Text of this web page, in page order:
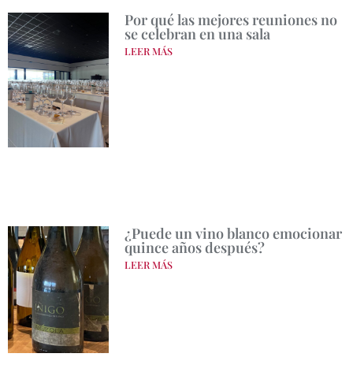
Por qué las mejores reuniones no
se celebran en una sala
LEER MÁS
¿Puede un vino blanco emocionar
quince años después?
LEER MÁS